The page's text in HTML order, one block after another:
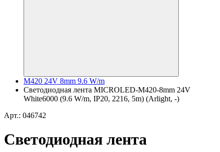
M420 24V 8mm 9.6 W/m
Светодиодная лента MICROLED-M420-8mm 24V
White6000 (9.6 W/m, IP20, 2216, 5m) (Arlight, -)
Арт.: 046742
Светодиодная лента